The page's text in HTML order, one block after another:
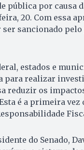
pública por causa
20. Com essa
sancionado
estados e
para realizar
reduzir os
é a primeira vez
do Senado,